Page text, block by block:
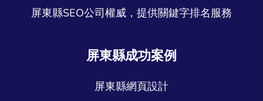
屏東縣SEO公司權威，提供關鍵字排名服務
屏東縣成功案例
屏東縣網頁設計